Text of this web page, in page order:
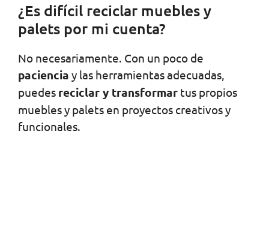
¿Es difícil reciclar muebles y
palets por mi cuenta?
No necesariamente. Con un poco de
paciencia y las herramientas adecuadas,
puedes reciclar y transformar tus propios
muebles y palets en proyectos creativos y
funcionales.